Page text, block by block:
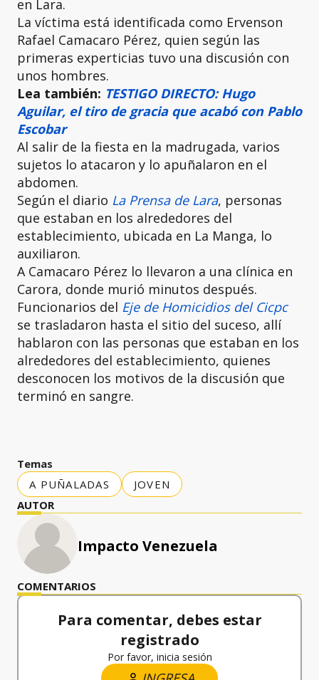
en Lara.
La víctima está identificada como Ervenson
Rafael Camacaro Pérez, quien según las
primeras experticias tuvo una discusión con
unos hombres.
Lea también: TESTIGO DIRECTO: Hugo
Aguilar, el tiro de gracia que acabó con Pablo
Escobar
Al salir de la fiesta en la madrugada, varios
sujetos lo atacaron y lo apuñalaron en el
abdomen.
Según el diario La Prensa de Lara, personas
que estaban en los alrededores del
establecimiento, ubicada en La Manga, lo
auxiliaron.
A Camacaro Pérez lo llevaron a una clínica en
Carora, donde murió minutos después.
Funcionarios del Eje de Homicidios del Cicpc
se trasladaron hasta el sitio del suceso, allí
hablaron con las personas que estaban en los
alrededores del establecimiento, quienes
desconocen los motivos de la discusión que
terminó en sangre.
Temas
A PUÑALADAS
JOVEN
AUTOR
Impacto Venezuela
COMENTARIOS
Para comentar, debes estar
registrado
Por favor, inicia sesión